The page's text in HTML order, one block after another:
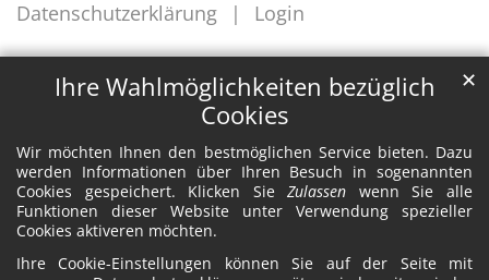
Ihre Wahlmöglichkeiten bezüglich
Cookies
Wir möchten Ihnen den bestmöglichen Service bieten. Dazu
werden Informationen über Ihren Besuch in sogenannten
Cookies gespeichert. Klicken SieZulassen wenn Sie alle
Funktionen dieser Website unter Verwendung spezieller
Cookies aktiveren möchten.
Ihre Cookie-Einstellungen können Sie auf der Seite mit
✕
Datenschutzerklärung
Login